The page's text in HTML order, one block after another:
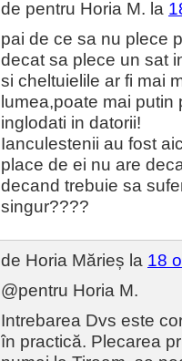
de pentru Horia M. la
pai de ce sa nu plece
decat sa plece un sat
si cheltuielile ar fi mai
lumea,poate mai putin
inglodati in datorii!
Ianculestenii au fost
place de ei nu are
decand trebuie sa
singur????
de Horia Mărieș la 18
@pentru Horia M.
Intrebarea Dvs este
în practică. Plecarea